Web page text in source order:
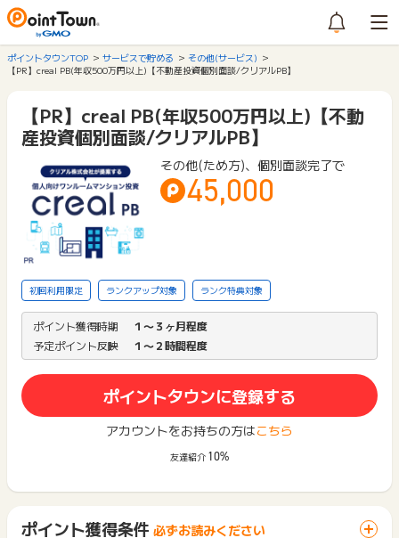
ポイントタウンTOP サービスで貯める
その他(サービス)
【PR】creal PB(年収500万円以上)【不動産投資個別面談/クリアルPB】
【PR】creal PB(年収500万円以上)【不動
産投資個別面談/クリアルPB】
その他(ため方)、個別面談完了で
45,000
初回利用限定 ランクアップ対象 ランク特典対象
ポイント獲得時期
１〜３ヶ月程度
予定ポイント反映
１〜２時間程度
ポイントタウンに登録する
アカウントをお持ちの方はこちら
友達紹介 10%
ポイント獲得条件 必ずお読みください